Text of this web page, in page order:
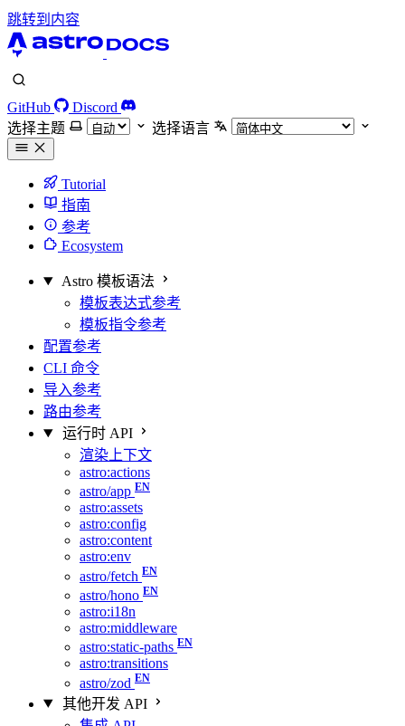
跳转到内容
GitHub
Discord
选择主题
选择语言
Tutorial
指南
参考
Ecosystem
Astro 模板语法
模板表达式参考
模板指令参考
配置参考
CLI 命令
导入参考
路由参考
运行时 API
渲染上下文
astro:actions
astro/app
astro:assets
astro:config
astro:content
astro:env
astro/fetch
astro/hono
astro:i18n
astro:middleware
astro:static-paths
astro:transitions
astro/zod
其他开发 API